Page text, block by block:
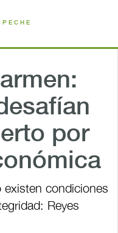
por
existen condiciones
Reyes